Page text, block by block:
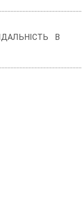
В